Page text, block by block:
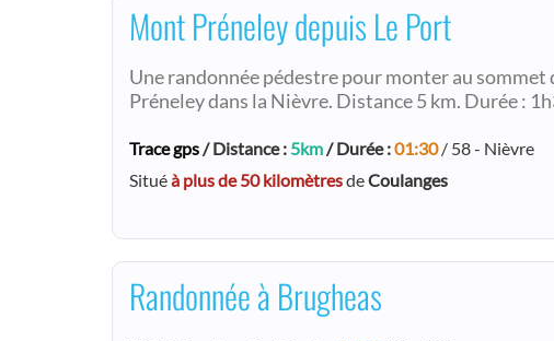
Mont Préneley depuis Le Port
Une randonnée pédestre pour monter au sommet
Préneley dans la Nièvre. Distance 5 km. Durée :
Trace gps/ Distance : 5km/ Durée :01:30/ 58 - Nièvre
Situéà plus de 50 kilomètresdeCoulanges
Randonnée à Brugheas